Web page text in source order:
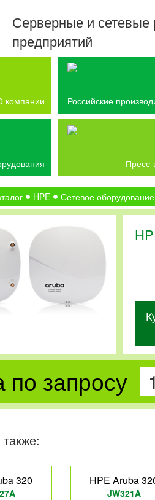
Серверные и
предприятий
компании Российские
HPE Сетевое
по запросу
320 HPE Aruba
JW321A